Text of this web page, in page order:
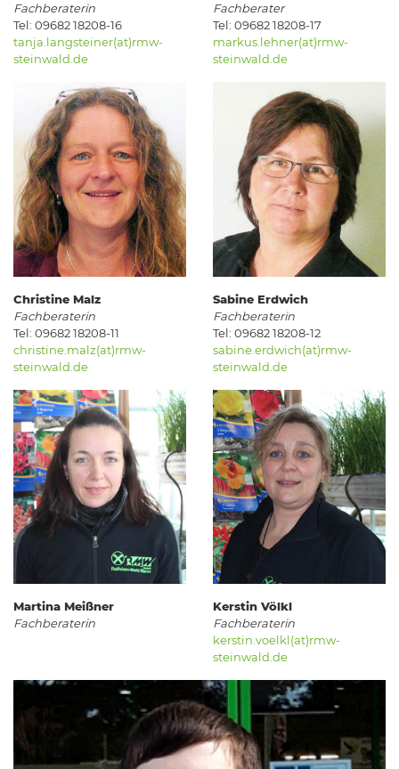
Fachberaterin
Tel: 09682 18208-16
tanja.langsteiner(at)rmw-
steinwald.de
Christine Malz
Fachberaterin
Tel: 09682 18208-11
christine.malz(at)rmw-
steinwald.de
Martina Meißner
Fachberaterin
Fachberater
Tel: 09682 18208-17
markus.lehner(at)rmw-
steinwald.de
Sabine Erdwich
Fachberaterin
Tel: 09682 18208-12
sabine.erdwich(at)rmw-
steinwald.de
Kerstin Völkl
Fachberaterin
kerstin.voelkl(at)rmw-
steinwald.de